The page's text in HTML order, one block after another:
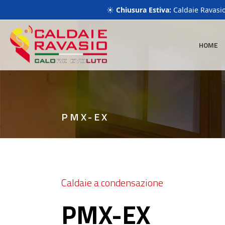
info@caldaie-ravasio.com Via Bedesco,
HOME
PMX-EX
Caldaie a condensazione
PMX-EX
☀️ Chiusura Estiva: Caldaie